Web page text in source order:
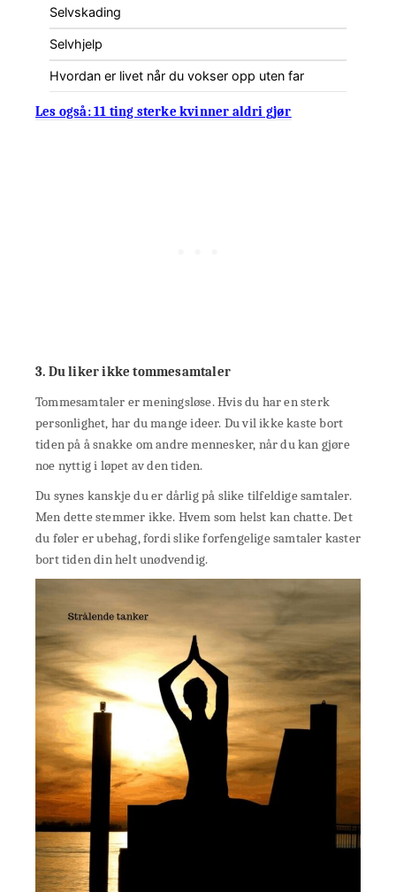
Selvskading
Selvhjelp
Hvordan er livet når du vokser opp uten far
Les også: 11 ting sterke kvinner aldri gjør
3. Du liker ikke tommesamtaler
Tommesamtaler er meningsløse. Hvis du har en sterk
personlighet, har du mange ideer. Du vil ikke kaste bort
tiden på å snakke om andre mennesker, når du kan gjøre
noe nyttig i løpet av den tiden.
Du synes kanskje du er dårlig på slike tilfeldige samtaler.
Men dette stemmer ikke. Hvem som helst kan chatte. Det
du føler er ubehag, fordi slike forfengelige samtaler kaster
bort tiden din helt unødvendig.